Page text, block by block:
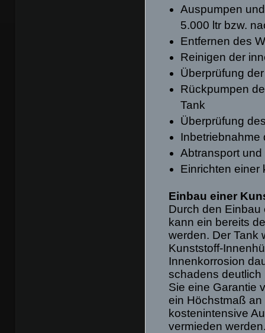
Auspumpen
5.000 ltr bzw.
Entfernen des
Reinigen der
Überprüfung
Rückpumpen
Tank
Überprüfung
Inbetriebnahme
Abtransport
Einrichten einer
Einbau einer
Durch den
kann ein bereits
werden. Der Tank
Kunststoff-
Innenkorrosion
schadens deutlich
Sie eine Garantie
ein Höchstmaß
kosten­intensive
vermieden